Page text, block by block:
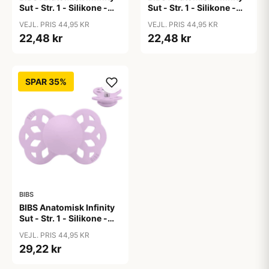
Sut - Str. 1 - Silikone -
VEJL. PRIS 44,95 KR
22,48 kr
Sut - Str. 1 - Silikone -
VEJL. PRIS 44,95 KR
22,48 kr
SPAR 35%
BIBS
BIBS Anatomisk Infinity
Sut - Str. 1 - Silikone -
VEJL. PRIS 44,95 KR
29,22 kr